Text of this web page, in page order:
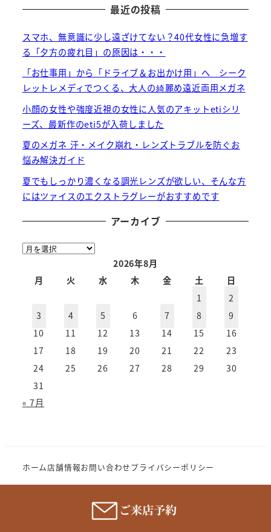
最近の投稿
スマホ、無意識に少し遠ざけてない？40代女性に急増す
る「夕方の疲れ目」の原因は・・・
「お仕事用」から「ドライブ＆お出かけ用」へ シーク
レットレメディでつくる、大人の綺麗め遠近両用メガネ
小顔の女性や強度近視の女性に人気のアキットetiシリ
ーズ、最新作のeti5が入荷しました
夏のメガネ 汗・メイク崩れ・レンズトラブルを防ぐお
悩み解決ガイド
夏でもしっかり濃くなる調光レンズが欲しい、そんな方
にはツァイスのエクストラグレーがおすすめです
アーカイブ
ア
2026年8月
月
火 水 木 金 土
日
1
2
3
4 5 6 7 8
9
10
11 12 13 14 15
16
17
18 19 20 21 22
23
24
25 26 27 28 29
30
31
« 7月
ホーム店舗情報お問い合わせプライバシーポリシー
Copyright (c) 2023 MeganenoImahori.All rights